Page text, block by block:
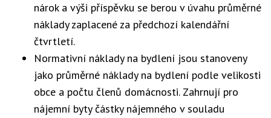
nárok a výši příspěvku se berou v úvahu průměrné
náklady zaplacené za předchozí kalendářní
čtvrtletí.
Normativní náklady na bydlení jsou stanoveny
jako průměrné náklady na bydlení podle velikosti
obce a počtu členů domácnosti. Zahrnují pro
nájemní byty částky nájemného v souladu